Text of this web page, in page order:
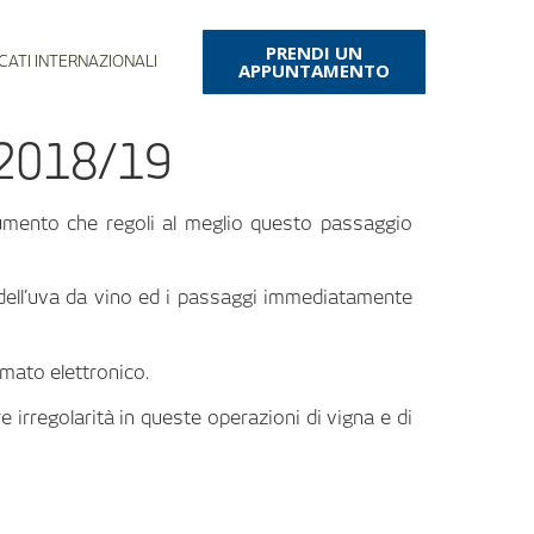
INTERNAZIONALI PRENDI UN
APPUNTAMENTO
19
che regoli al meglio questo passaggio
da vino ed i passaggi immediatamente
elettronico.
irregolarità in queste operazioni di vigna e di